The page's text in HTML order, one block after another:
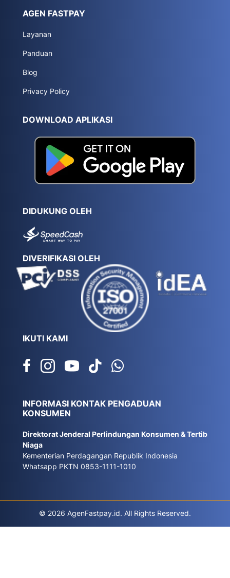
AGEN FASTPAY
Layanan
Panduan
Blog
Privacy Policy
DOWNLOAD APLIKASI
DIDUKUNG OLEH
DIVERIFIKASI OLEH
IKUTI KAMI
INFORMASI KONTAK PENGADUAN
KONSUMEN
Direktorat Jenderal Perlindungan Konsumen & Tertib
Niaga
Kementerian Perdagangan Republik Indonesia
Whatsapp PKTN 0853-1111-1010
© 2026 AgenFastpay.id. All Rights Reserved.